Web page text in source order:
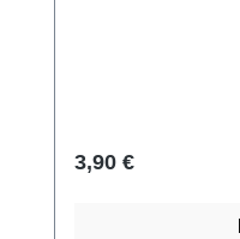
Regulärer Preis:
3,90 €